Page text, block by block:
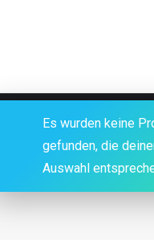
Es wurden keine
gefunden, die
Auswahl